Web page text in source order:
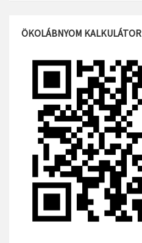
ÖKOLÁBNYOM KALKULÁTOR